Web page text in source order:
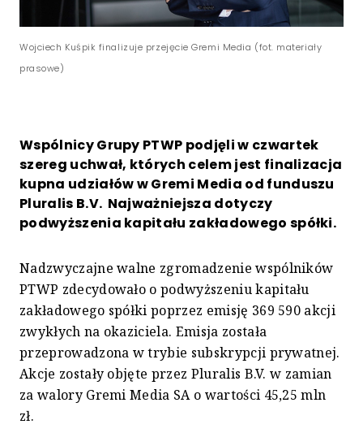
Wojciech Kuśpik finalizuje przejęcie Gremi Media (fot. materiały
prasowe)
Wspólnicy Grupy PTWP podjęli w czwartek
szereg uchwał, których celem jest finalizacja
kupna udziałów w Gremi Media od funduszu
Pluralis B.V. Najważniejsza dotyczy
podwyższenia kapitału zakładowego spółki.
Nadzwyczajne walne zgromadzenie wspólników
PTWP zdecydowało o podwyższeniu kapitału
zakładowego spółki poprzez emisję 369 590 akcji
zwykłych na okaziciela. Emisja została
przeprowadzona w trybie subskrypcji prywatnej.
Akcje zostały objęte przez Pluralis B.V. w zamian
za walory Gremi Media SA o wartości 45,25 mln
zł.